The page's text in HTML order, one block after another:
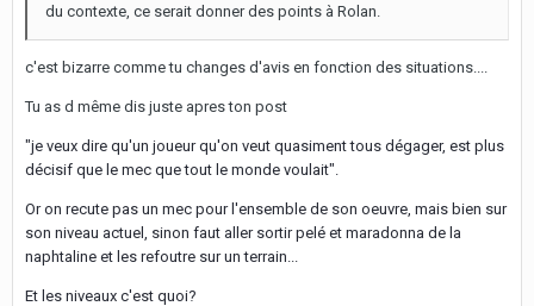
du contexte, ce serait donner des points à Rolan.
c'est bizarre comme tu changes d'avis en fonction des situations....
Tu as d même dis juste apres ton post
"je veux dire qu'un joueur qu'on veut quasiment tous dégager, est plus
décisif que le mec que tout le monde voulait".
Or on recute pas un mec pour l'ensemble de son oeuvre, mais bien sur
son niveau actuel, sinon faut aller sortir pelé et maradonna de la
naphtaline et les refoutre sur un terrain...
Et les niveaux c'est quoi?